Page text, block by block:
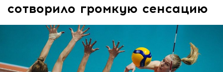
сотворило громкую сенсацию